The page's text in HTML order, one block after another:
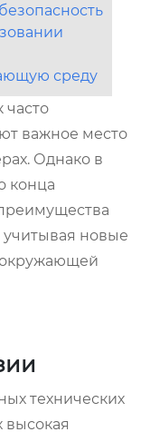
среду
часто
важное место
Однако в
конца
новые
окружающей
технических
высокая